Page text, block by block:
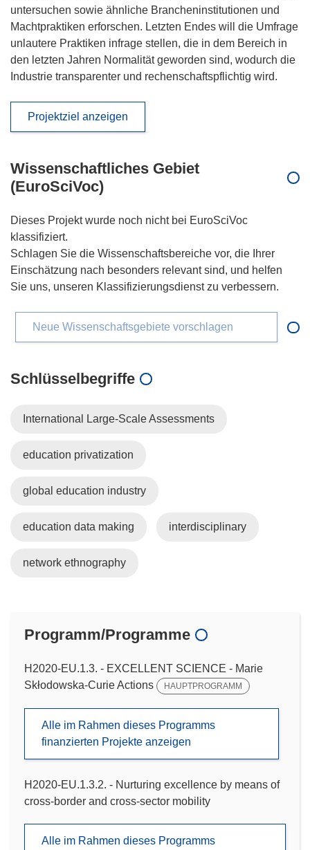
untersuchen sowie ähnliche Brancheninstitutionen und
Machtpraktiken erforschen. Letzten Endes will die Umfrage
unlautere Praktiken infrage stellen, die in dem Bereich in
den letzten Jahren Normalität geworden sind, wodurch die
Industrie transparenter und rechenschaftspflichtig wird.
Projektziel anzeigen
Wissenschaftliches Gebiet
(EuroSciVoc)
Dieses Projekt wurde noch nicht bei EuroSciVoc
klassifiziert.
Schlagen Sie die Wissenschaftsbereiche vor, die Ihrer
Einschätzung nach besonders relevant sind, und helfen
Sie uns, unseren Klassifizierungsdienst zu verbessern.
Neue Wissenschaftsgebiete vorschlagen
Schlüsselbegriffe
International Large-Scale Assessments
education privatization
global education industry
education data making interdisciplinary
network ethnography
Programm/Programme
H2020-EU.1.3. - EXCELLENT SCIENCE - Marie
Skłodowska-Curie Actions
HAUPTPROGRAMM
Alle im Rahmen dieses Programms
finanzierten Projekte anzeigen
H2020-EU.1.3.2. - Nurturing excellence by means of
cross-border and cross-sector mobility
Alle im Rahmen dieses Programms